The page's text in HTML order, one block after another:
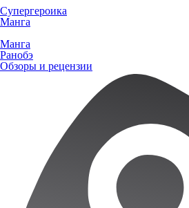
Супергероика
Манга
Манга
Ранобэ
Обзоры и рецензии